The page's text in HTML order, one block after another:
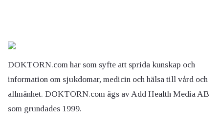
DOKTORN.com har som syfte att sprida kunskap och
information om sjukdomar, medicin och hälsa till vård och
allmänhet. DOKTORN.com ägs av Add Health Media AB
som grundades 1999.